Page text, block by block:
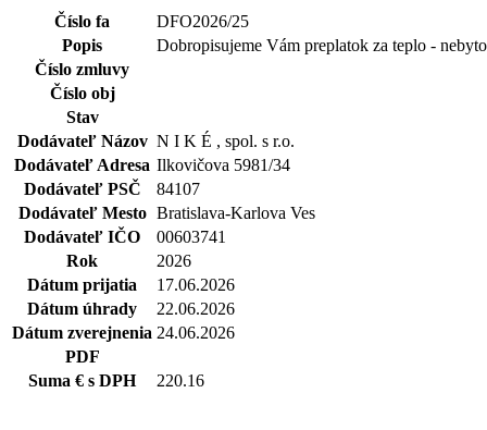
Číslo fa
DFO2026/25
Popis
Dobropisujeme Vám preplatok za teplo -
Číslo zmluvy
Číslo obj
Stav
Dodávateľ Názov N I K É , spol. s r.o.
Dodávateľ Adresa Ilkovičova 5981/34
Dodávateľ PSČ
84107
Dodávateľ Mesto Bratislava-Karlova Ves
Dodávateľ IČO
00603741
Rok
2026
Dátum prijatia
17.06.2026
Dátum úhrady
22.06.2026
Dátum zverejnenia 24.06.2026
PDF
Suma € s DPH
220.16